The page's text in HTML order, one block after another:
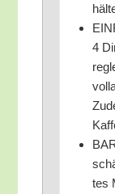
4
tes